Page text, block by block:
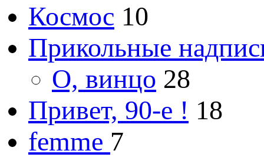
Космос 10
Прикольные
О, винцо 28
Привет, 90-е ! 18
femme 7